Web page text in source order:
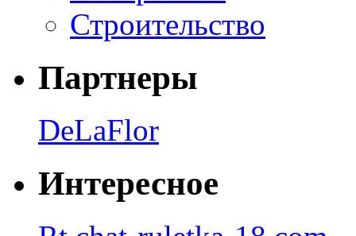
Строительство
Партнеры
DeLaFlor
Интересное